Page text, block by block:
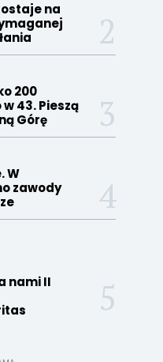
na
200
43. Pieszą
Górę
W
zawody
nami II